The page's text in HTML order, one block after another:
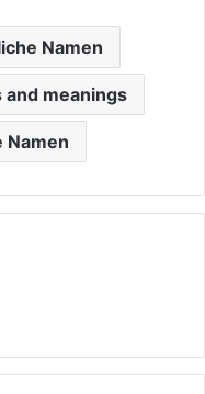
Namen
and meanings
Namen